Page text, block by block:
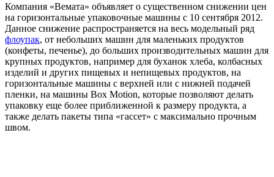
Компания «Вемата» объявляет о существенном снижении цен
на горизонтальные упаковочные машины с 10 сентября 2012.
Данное снижение распространяется на весь модельный ряд
флоупак, от небольших машин для маленьких продуктов
(конфеты, печенье), до больших производительных машин для
крупных продуктов, например для буханок хлеба, колбасных
изделий и других пищевых и непищевых продуктов, на
горизонтальные машины с верхней или с нижней подачей
пленки, на машины Box Motion, которые позволяют делать
упаковку еще более приближенной к размеру продукта, а
также делать пакеты типа «гассет» с максимально прочным
швом.